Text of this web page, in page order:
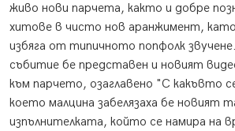
живо нови парчета, както и добре
хитове в чисто нов аранжимент,
избяга от типичното попфолк
събитие бе представен и новият
към парчето, озаглавено "С какъвто
което малцина забелязаха бе новият
изпълнителката, който се намира на